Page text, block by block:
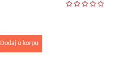
Dodaj u korpu